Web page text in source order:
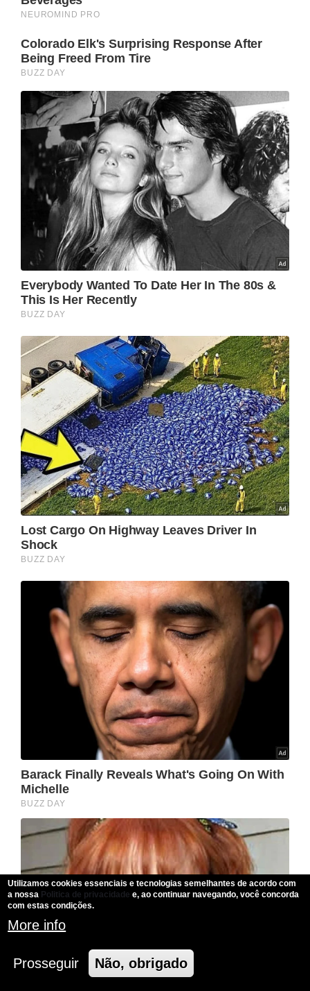
Utilizamos cookies essenciais e tecnologias semelhantes de acordo com
a nossa Politica de privacidade e, ao continuar navegando, você concorda
com estas condições.
More info
Prosseguir Não, obrigado